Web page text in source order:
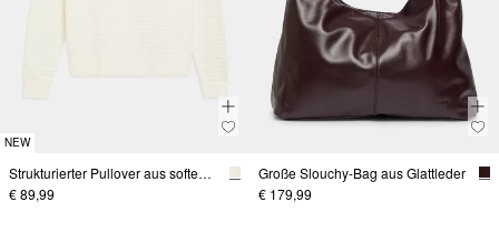
NEW
Strukturierter Pullover aus softem Baumwollmix
€ 89,99
Große Slouchy-Bag aus Glattleder
€ 179,99